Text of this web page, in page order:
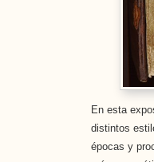
En esta
distintos
épocas y